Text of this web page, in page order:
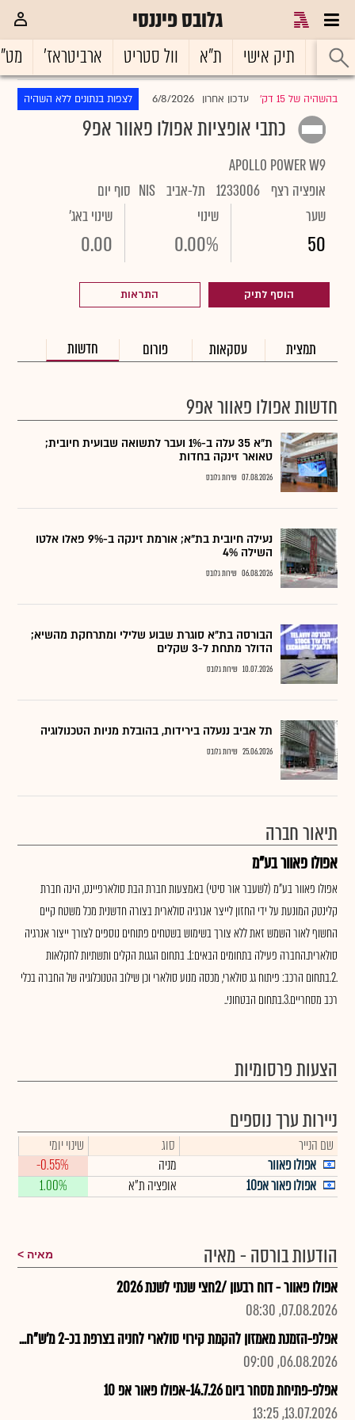
גלובס פיננסי
ראשי תיק אישי ת"א וול סטריט ארביטראז'
בהשהיה של 15 דק' |עדכון אחרון 6/8/2026 לצפות בנתונים ללא השהיה
כתבי אופציות אפולו פאוור אפ9
APOLLO POWER W9
אופציה רצף 1233006 תל-אביב NIS סוף יום
שער
50
שינוי
0.00%
שינוי באג'
0.00
הוסף לתיק התראות
תמצית עסקאות פורום חדשות
חדשות אפולו פאוור אפ9
ת"א 35 עלה ב-1% ועבר לתשואה שבועית חיובית;
טאואר זינקה בחדות
07.08.2026 שירות גלובס
נעילה חיובית בת"א; אורמת זינקה ב-9% פאלו אלטו
השילה 4%
06.08.2026 שירות גלובס
הבורסה בת״א סוגרת שבוע שלילי ומתרחקת מהשיא;
הדולר מתחת ל-3 שקלים
10.07.2026 שירות גלובס
תל אביב ננעלה בירידות, בהובלת מניות הטכנולוגיה
25.06.2026 שירות גלובס
תיאור חברה
אפולו פאוור בע"מ
אפולו פאוור בע"מ (לשעבר אור סיטי) באמצעות חברת הבת סולארפיינט, הינה חברת
קלינטק המונעת על ידי החזון לייצר אנרגיה סולארית בצורה חדשנית מכל משטח קיים
החשוף לאור השמש זאת ללא צורך בשימוש בשטחים פתוחים נוספים לצורך ייצור אנרגיה
סולארית.החברה פעילה בתחומים הבאים:1. בתחום הגגות הקלים ותשתיות לחקלאות
.2.בתחום הרכב: פיתוח גג סולארי, מכסה מנוע סולארי וכן שילוב הטנוכלוגיה של החברה בכלי
רכב מסחריים.3.בתחום הבטחוני..
הצעות פרסומיות
ניירות ערך נוספים
שם הנייר סוג
שינוי יומי
אפולו פאוור
מניה
-0.55%
אפולו פאור אפ10
אופציה ת"א 1.00%
הודעות בורסה - מאיה מאיה
אפולו פאוור - דוח רבעון /2חצי שנתי לשנת 2026
07.08.2026, 08:30
אפלפ-הזמנת מאמזון להקמת קירוי סולארי לחניה בצרפת בכ-2 מ'ש"ח...
06.08.2026, 09:00
אפלפ-פתיחת מסחר ביום 14.7.26-אפולו פאור אפ 10
13.07.2026, 13:25